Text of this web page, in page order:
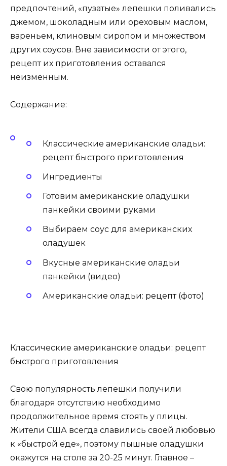
предпочтений, «пузатые» лепешки поливались
джемом, шоколадным или ореховым маслом,
вареньем, клиновым сиропом и множеством
других соусов. Вне зависимости от этого,
рецепт их приготовления оставался
неизменным.
Содержание:
Классические американские оладьи:
рецепт быстрого приготовления
Ингредиенты
Готовим американские оладушки
панкейки своими руками
Выбираем соус для американских
оладушек
Вкусные американские оладьи
панкейки (видео)
Американские оладьи: рецепт (фото)
Классические американские оладьи: рецепт
быстрого приготовления
Свою популярность лепешки получили
благодаря отсутствию необходимо
продолжительное время стоять у плицы.
Жители США всегда славились своей любовью
к «быстрой еде», поэтому пышные оладушки
окажутся на столе за 20-25 минут. Главное –